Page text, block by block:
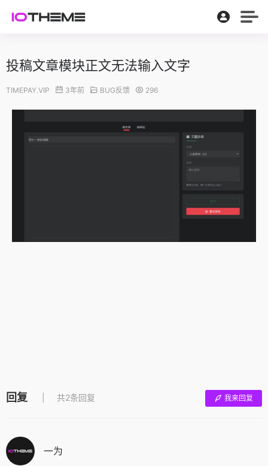
投稿文章模块正文无法输入文字
TIMEPAY.VIP 3年前 BUG反馈 296
回复 共2条回复 我来回复
一为